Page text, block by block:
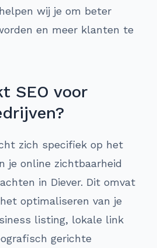
wij je om beter
en meer klanten te
SEO voor
zich specifiek op het
je online zichtbaarheid
in Diever. Dit omvat
optimaliseren van je
listing, lokale link
gerichte